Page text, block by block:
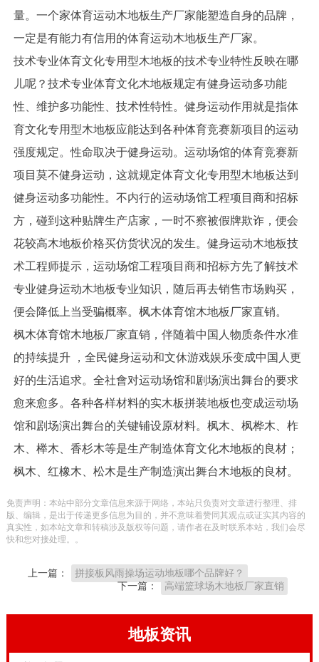
量。一个家体育运动木地板生产厂家能塑造自身的品牌，
一定是有能力有信用的体育运动木地板生产厂家。
技术专业体育文化专用型木地板的技术专业特性反映在哪
儿呢？技术专业体育文化木地板规定有健身运动多功能
性、维护多功能性、技术性特性。健身运动作用就是指体
育文化专用型木地板应能达到各种体育竞赛新项目的运动
强度规定。性命取决于健身运动。运动场馆的体育竞赛新
项目莫不健身运动，这就规定体育文化专用型木地板达到
健身运动多功能性。不内行的运动场馆工程项目商和招标
方，碰到这种贴牌生产店家，一时不察被假牌欺诈，便会
花较高木地板价格买仿货状况的发生。健身运动木地板技
术工程师提示，运动场馆工程项目商和招标方先了解技术
专业健身运动木地板专业知识，随后再去销售市场购买，
便会降低上当受骗概率。枫木体育馆木地板厂家直销。
枫木体育馆木地板厂家直销，伴随着中国人物质条件水准
的持续提升 ，全民健身运动和文休游戏娱乐变成中国人更
好的生活追求。全社會对运动场馆和剧场演出舞台的要求
愈来愈多。各种各样材料的实木板拼装地板也变成运动场
馆和剧场演出舞台的关键铺设原材料。枫木、枫桦木、柞
木、榉木、香杉木等是生产制造体育文化木地板的良材；
枫木、红橡木、松木是生产制造演出舞台木地板的良材。
免责声明：本站中部分文章信息来源于网络，本站只负责对文章进行整理、排
版、编辑，是出于传递更多信息为目的，并不意味着赞同其观点或证实其内容的
真实性，如本站文章和转稿涉及版权等问题，请作者在及时联系本站，我们会尽
快和您对接处理。。
上一篇：
拼接板风雨操场运动地板哪个品牌好？
下一篇：
高端篮球场木地板厂家直销
地板资讯